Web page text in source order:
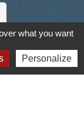
what you want
Personalize